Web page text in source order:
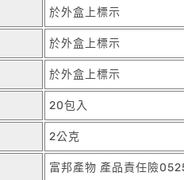
於外盒上標示
於外盒上標示
於外盒上標示
20包入
2公克
富邦產物 產品責任險